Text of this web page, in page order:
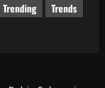
Trending
Trends